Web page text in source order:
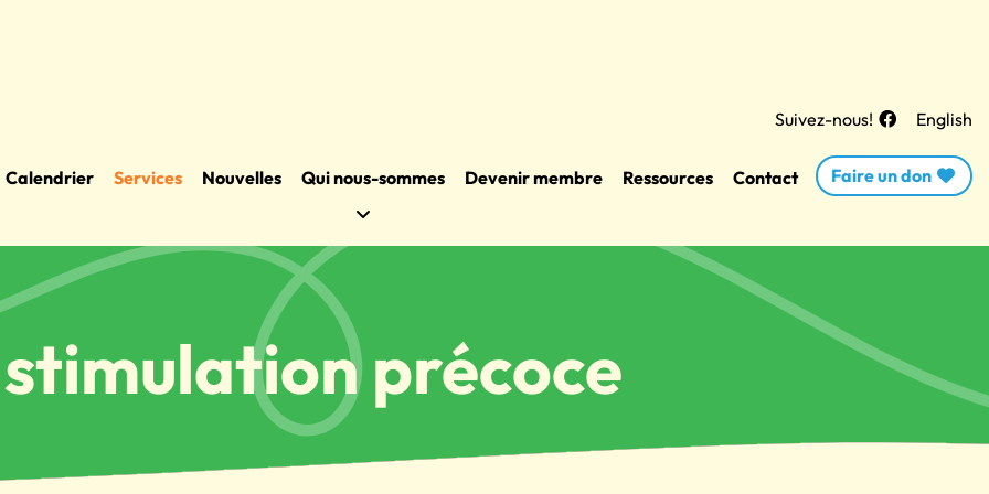
English
Suivez-nous!
Calendrier Services Nouvelles Qui nous-sommes Devenir membre Ressources Contact Faire un don
précoce